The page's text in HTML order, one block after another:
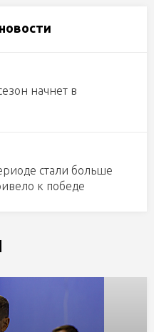
начнет в
стали больше
к победе